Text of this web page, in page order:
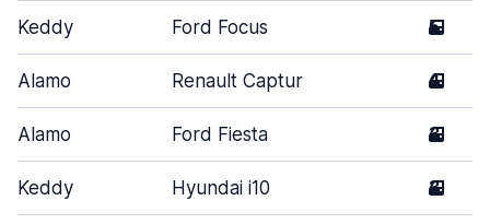
Keddy Ford Focus 5
Alamo Renault Captur 4
Alamo Ford Fiesta 3
Keddy Hyundai i10 3